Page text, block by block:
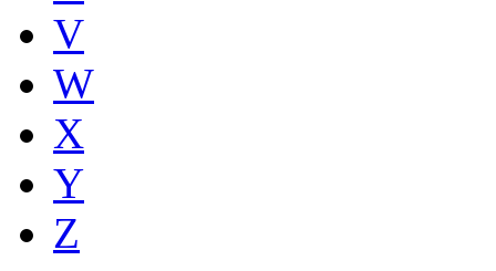
V
W
X
Y
Z